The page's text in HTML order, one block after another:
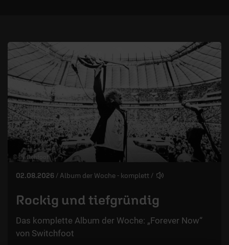
© Switchfoot
02.08.2026 / Album der Woche - komplett /
Rockig und tiefgründig
Das komplette Album der Woche: „Forever Now“
von Switchfoot